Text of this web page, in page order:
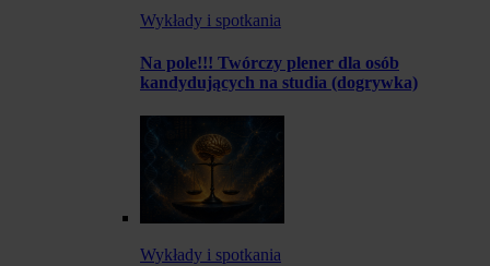
Wykłady i spotkania
Na pole!!! Twórczy plener dla osób
kandydujących na studia (dogrywka)
Wykłady i spotkania